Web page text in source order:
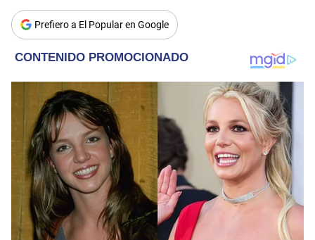
Prefiero a El Popular en Google